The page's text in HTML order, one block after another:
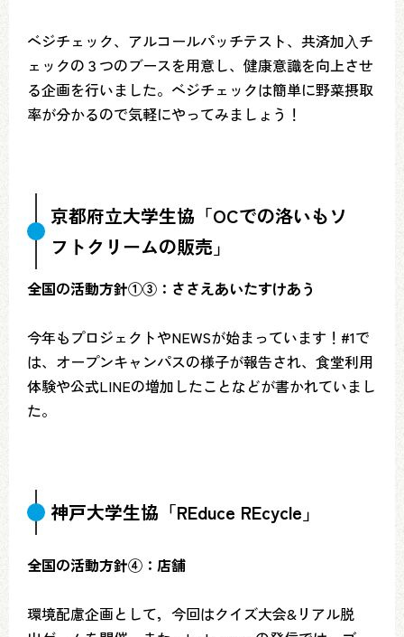
ベジチェック、アルコールパッチテスト、共済加⼊チ
ェックの３つのブースを用意し、健康意識を向上させ
る企画を行いました。ベジチェックは簡単に野菜摂取
率が分かるので気軽にやってみましょう！
京都府立大学生協「OCでの洛いもソ
フトクリームの販売」
全国の活動方針①③：ささえあいたすけあう
今年もプロジェクトやNEWSが始まっています！#1で
は、オープンキャンパスの様子が報告され、食堂利用
体験や公式LINEの増加したことなどが書かれていまし
た。
神戸大学生協「REduce REcycle」
全国の活動方針④：店舗
環境配慮企画として，今回はクイズ大会&リアル脱